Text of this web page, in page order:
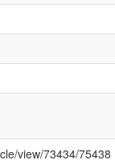
view/73434/75438